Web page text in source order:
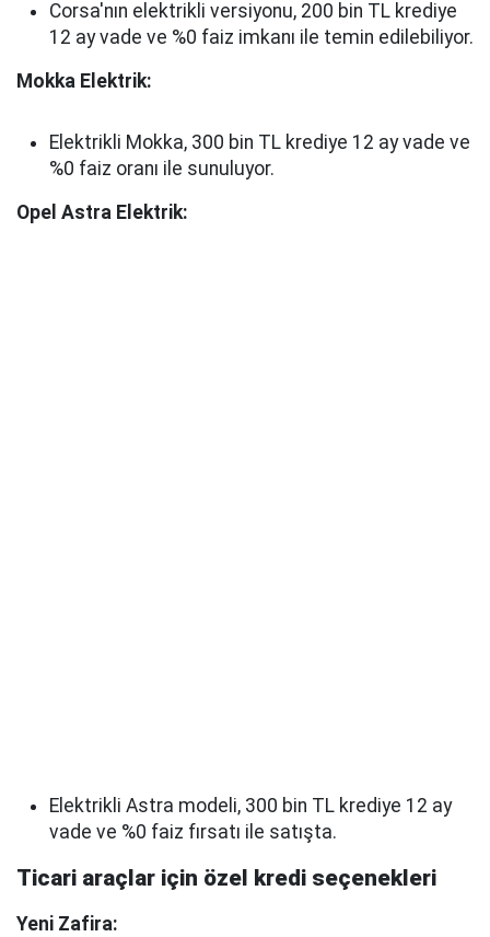
Corsa'nın elektrikli versiyonu, 200 bin TL krediye
12 ay vade ve %0 faiz imkanı ile temin edilebiliyor.
Mokka Elektrik:
Elektrikli Mokka, 300 bin TL krediye 12 ay vade ve
%0 faiz oranı ile sunuluyor.
Opel Astra Elektrik:
Elektrikli Astra modeli, 300 bin TL krediye 12 ay
vade ve %0 faiz fırsatı ile satışta.
Ticari araçlar için özel kredi seçenekleri
Yeni Zafira: